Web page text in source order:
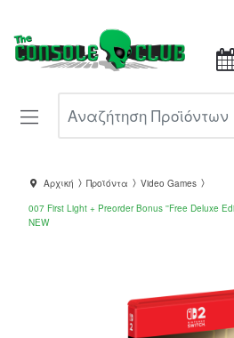
Αρχική Προϊόντα
Video Games
007 First Light + Preorder Bonus ''Free Deluxe
NEW